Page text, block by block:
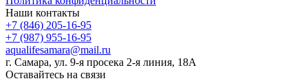
Наши контакты
+7 (846) 205-16-95
+7 (987) 955-16-95
aqualifesamara@mail.ru
г. Самара, ул. 9-я просека 2-я линия, 18А
Оставайтесь на связи